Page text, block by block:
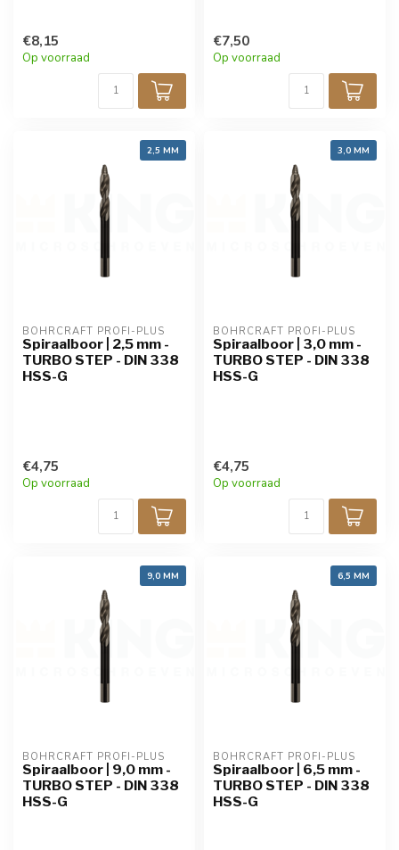
€8,15
Op voorraad
€7,50
Op voorraad
2,5 MM
BOHRCRAFT PROFI-PLUS
Spiraalboor | 2,5 mm -
TURBO STEP - DIN 338
HSS-G
€4,75
Op voorraad
3,0 MM
BOHRCRAFT PROFI-PLUS
Spiraalboor | 3,0 mm -
TURBO STEP - DIN 338
HSS-G
€4,75
Op voorraad
9,0 MM
BOHRCRAFT PROFI-PLUS
Spiraalboor | 9,0 mm -
TURBO STEP - DIN 338
HSS-G
6,5 MM
BOHRCRAFT PROFI-PLUS
Spiraalboor | 6,5 mm -
TURBO STEP - DIN 338
HSS-G